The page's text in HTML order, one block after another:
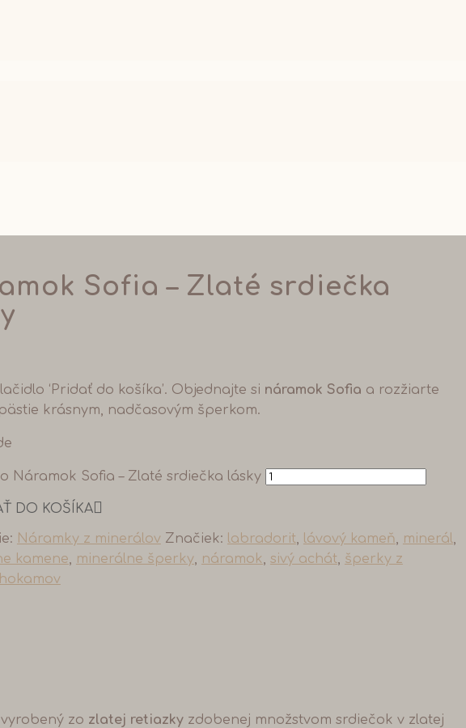
Sofia – Zlaté srdiečka
‘Pridať do košíka’. Objednajte si náramok Sofia a rozžiarte
krásnym, nadčasovým šperkom.
Náramok Sofia – Zlaté srdiečka lásky
DO KOŠÍKA
Náramky z minerálov Značiek: labradorit, lávový kameň, minerál,
kamene, minerálne šperky, náramok, sivý achát, šperky z
zo zlatej retiazky zdobenej množstvom srdiečok v zlatej